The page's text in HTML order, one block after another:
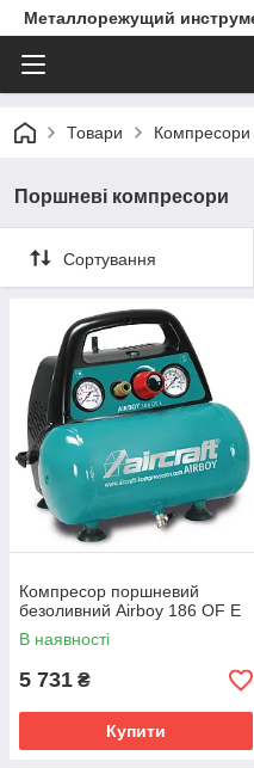
Металлорежущий
Товари Компресори
Поршневі компресори
Сортування
Компресор поршневий
безоливний Airboy 186 OF E
В наявності
5 731 ₴
Купити